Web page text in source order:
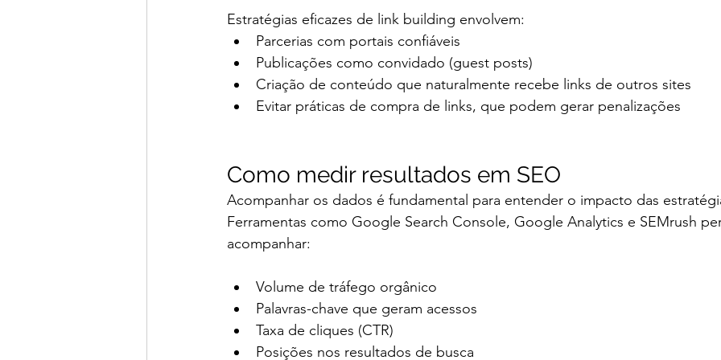
Estratégias eficazes de link building envolvem:
Parcerias com portais confiáveis
Publicações como convidado (guest posts)
Criação de conteúdo que naturalmente recebe links de outros sites
Evitar práticas de compra de links, que podem gerar penalizações
Como medir resultados em SEO
Acompanhar os dados é fundamental para entender o impacto das
Ferramentas como Google Search Console, Google Analytics e SEMrush
acompanhar:
Volume de tráfego orgânico
Palavras-chave que geram acessos
Taxa de cliques (CTR)
Posições nos resultados de busca